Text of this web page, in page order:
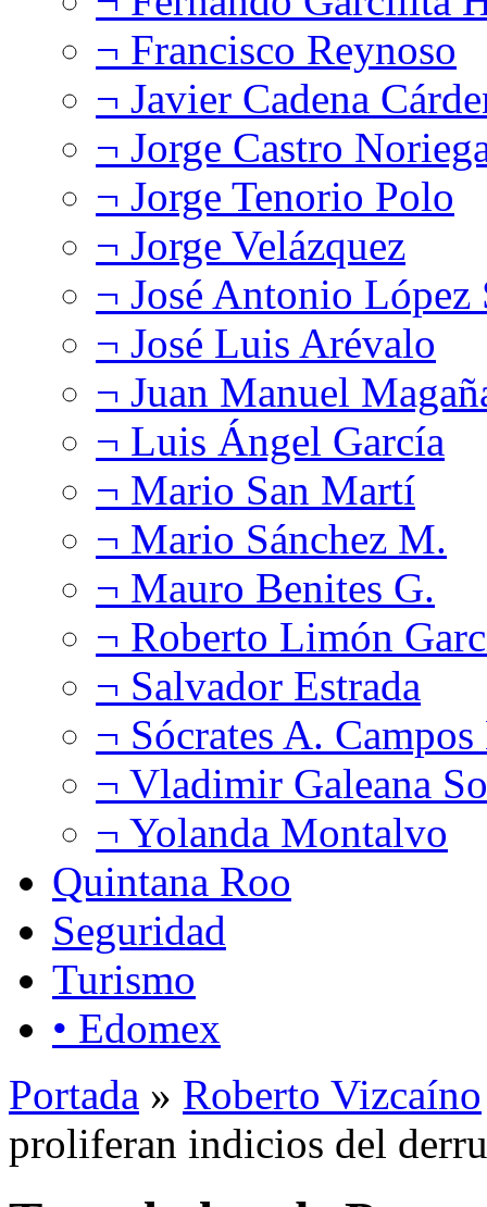
¬ Francisco Reynoso
¬ Javier Cadena
¬ Jorge Castro
¬ Jorge Tenorio Polo
¬ Jorge Velázquez
¬ José Antonio López
¬ José Luis Arévalo
¬ Juan Manuel
¬ Luis Ángel García
¬ Mario San Martí
¬ Mario Sánchez M.
¬ Mauro Benites G.
¬ Roberto Limón
¬ Salvador Estrada
¬ Sócrates A.
¬ Vladimir Galeana
¬ Yolanda Montalvo
Quintana Roo
Seguridad
Turismo
• Edomex
Portada » Roberto Vizcaíno
proliferan indicios del